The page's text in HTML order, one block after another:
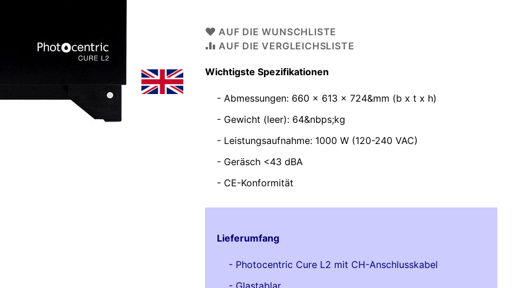
AUF DIE WUNSCHLISTE
AUF DIE VERGLEICHSLISTE
Wichtigste Spezifikationen
Abmessungen: 660 x 613 x 724&mm (b x t x h)
Gewicht (leer): 64&nbps;kg
Leistungsaufnahme: 1000 W (120-240 VAC)
Geräsch <43 dBA
CE-Konformität
Lieferumfang
Photocentric Cure L2 mit CH-Anschlusskabel
Glastablar